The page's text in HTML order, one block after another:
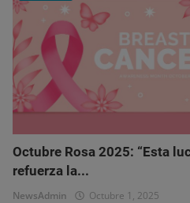
Octubre Rosa 2025: “Esta
refuerza la...
NewsAdmin Octubre 1, 2025